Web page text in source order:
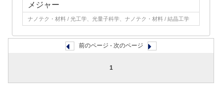
メジャー
ナノテク・材料 / 光工学、光量子科学、ナノテク・材料 / 結晶工学
前のページ - 次のページ
1